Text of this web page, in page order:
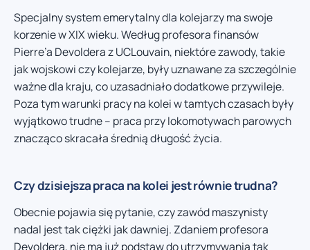
Specjalny system emerytalny dla kolejarzy ma swoje
korzenie w XIX wieku. Według profesora finansów
Pierre’a Devoldera z UCLouvain, niektóre zawody, takie
jak wojskowi czy kolejarze, były uznawane za szczególnie
ważne dla kraju, co uzasadniało dodatkowe przywileje.
Poza tym warunki pracy na kolei w tamtych czasach były
wyjątkowo trudne – praca przy lokomotywach parowych
znacząco skracała średnią długość życia.
Czy dzisiejsza praca na kolei jest równie trudna?
Obecnie pojawia się pytanie, czy zawód maszynisty
nadal jest tak ciężki jak dawniej. Zdaniem profesora
Devoldera, nie ma już podstaw do utrzymywania tak